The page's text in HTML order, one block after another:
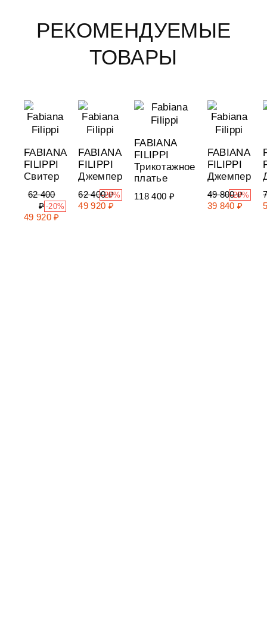
РЕКОМЕНДУЕМЫЕ
ТОВАРЫ
FABIANA
FILIPPI
Свитер
62 400
₽
49 920 ₽
-20%
FABIANA
FILIPPI
Джемпер
62 400 ₽
49 920 ₽
-20%
FABIANA
FILIPPI
Трикотажное
платье
118 400 ₽
FABIANA
FILIPPI
Джемпер
49 800 ₽
39 840 ₽
-20%